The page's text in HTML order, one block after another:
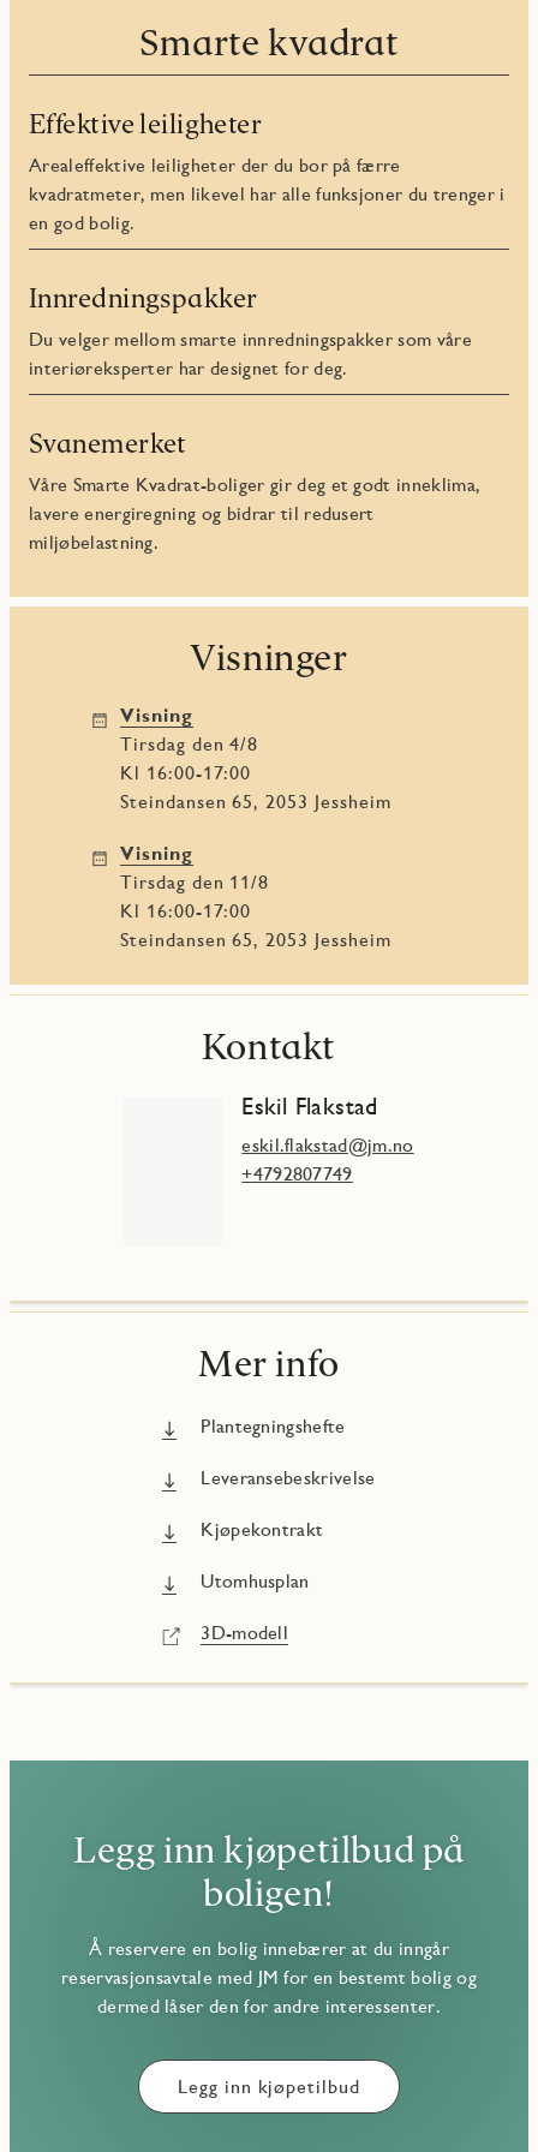
Smarte kvadrat
Effektive leiligheter
Arealeffektive leiligheter der du bor på færre
kvadratmeter, men likevel har alle funksjoner du trenger i
en god bolig.
Innredningspakker
Du velger mellom smarte innredningspakker som våre
interiøreksperter har designet for deg.
Svanemerket
Våre Smarte Kvadrat-boliger gir deg et godt inneklima,
lavere energiregning og bidrar til redusert
miljøbelastning.
Visninger
Visning
tirsdag den 4/8
Kl 16:00-17:00
Steindansen 65, 2053 Jessheim
Visning
tirsdag den 11/8
Kl 16:00-17:00
Steindansen 65, 2053 Jessheim
Kontakt
Eskil Flakstad
eskil.flakstad@jm.no
+4792807749
Mer info
Plantegningshefte
Leveransebeskrivelse
Kjøpekontrakt
Utomhusplan
3D-modell
Legg inn kjøpetilbud på
boligen!
Å reservere en bolig innebærer at du inngår
reservasjonsavtale med JM for en bestemt bolig og
dermed låser den for andre interessenter.
Legg inn kjøpetilbud